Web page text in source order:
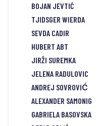
BOJAN JEVTIĆ
TJIDSGER WIERDA
SEVDA CADIR
HUBERT ABT
JIRŽI SUREMKA
JELENA RADULOVIC
ANDREJ SOVROVIĆ
ALEXANDER SAMONIG
GABRIELA BASOVSKA